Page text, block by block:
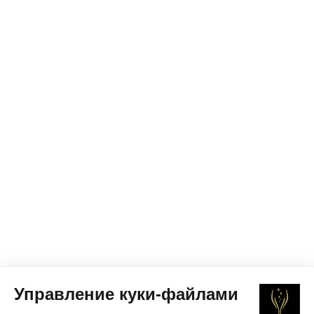
Управление куки-файлами